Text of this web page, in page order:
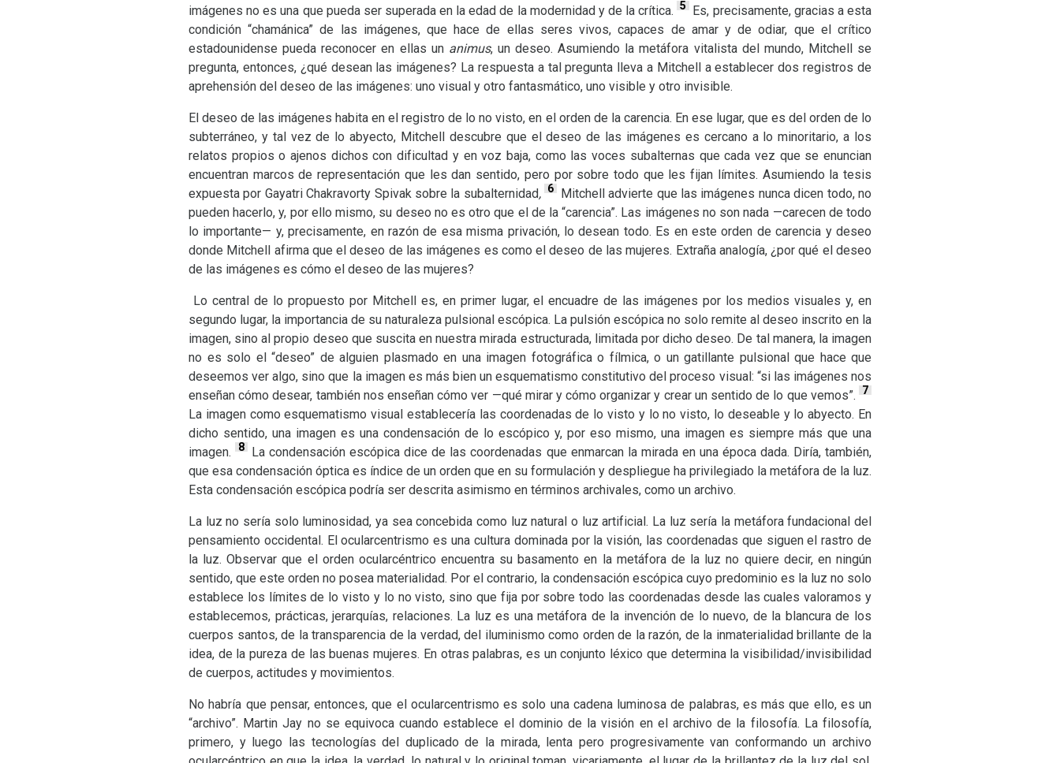
imágenes no es una que pueda ser superada en la edad de la modernidad y de la crítica. 5
Es, precisamente, gracias a esta
condición “chamánica” de las imágenes, que hace de ellas seres vivos, capaces de amar y de odiar, que el crítico
estadounidense pueda reconocer en ellas un animus, un deseo. Asumiendo la metáfora vitalista del mundo, Mitchell se
pregunta, entonces, ¿qué desean las imágenes? La respuesta a tal pregunta lleva a Mitchell a establecer dos registros de
aprehensión del deseo de las imágenes: uno visual y otro fantasmático, uno visible y otro invisible.
El deseo de las imágenes habita en el registro de lo no visto, en el orden de la carencia. En ese lugar, que es del orden de lo
subterráneo, y tal vez de lo abyecto, Mitchell descubre que el deseo de las imágenes es cercano a lo minoritario, a los
relatos propios o ajenos dichos con dificultad y en voz baja, como las voces subalternas que cada vez que se enuncian
encuentran marcos de representación que les dan sentido, pero por sobre todo que les fijan límites. Asumiendo la tesis
expuesta por Gayatri Chakravorty Spivak sobre la subalternidad, 6
Mitchell advierte que las imágenes nunca dicen todo, no
pueden hacerlo, y, por ello mismo, su deseo no es otro que el de la “carencia”. Las imágenes no son nada —carecen de todo
lo importante— y, precisamente, en razón de esa misma privación, lo desean todo. Es en este orden de carencia y deseo
donde Mitchell afirma que el deseo de las imágenes es como el deseo de las mujeres. Extraña analogía, ¿por qué el deseo
de las imágenes es cómo el deseo de las mujeres?
Lo central de lo propuesto por Mitchell es, en primer lugar, el encuadre de las imágenes por los medios visuales y, en
segundo lugar, la importancia de su naturaleza pulsional escópica. La pulsión escópica no solo remite al deseo inscrito en la
imagen, sino al propio deseo que suscita en nuestra mirada estructurada, limitada por dicho deseo. De tal manera, la imagen
no es solo el “deseo” de alguien plasmado en una imagen fotográfica o fílmica, o un gatillante pulsional que hace que
deseemos ver algo, sino que la imagen es más bien un esquematismo constitutivo del proceso visual: “si las imágenes nos
enseñan cómo desear, también nos enseñan cómo ver —qué mirar y cómo organizar y crear un sentido de lo que vemos”.
7
La imagen como esquematismo visual establecería las coordenadas de lo visto y lo no visto, lo deseable y lo abyecto. En
dicho sentido, una imagen es una condensación de lo escópico y, por eso mismo, una imagen es siempre más que una
imagen. 8
La condensación escópica dice de las coordenadas que enmarcan la mirada en una época dada. Diría, también,
que esa condensación óptica es índice de un orden que en su formulación y despliegue ha privilegiado la metáfora de la luz.
Esta condensación escópica podría ser descrita asimismo en términos archivales, como un archivo.
La luz no sería solo luminosidad, ya sea concebida como luz natural o luz artificial. La luz sería la metáfora fundacional del
pensamiento occidental. El ocularcentrismo es una cultura dominada por la visión, las coordenadas que siguen el rastro de
la luz. Observar que el orden ocularcéntrico encuentra su basamento en la metáfora de la luz no quiere decir, en ningún
sentido, que este orden no posea materialidad. Por el contrario, la condensación escópica cuyo predominio es la luz no solo
establece los límites de lo visto y lo no visto, sino que fija por sobre todo las coordenadas desde las cuales valoramos y
establecemos, prácticas, jerarquías, relaciones. La luz es una metáfora de la invención de lo nuevo, de la blancura de los
cuerpos santos, de la transparencia de la verdad, del iluminismo como orden de la razón, de la inmaterialidad brillante de la
idea, de la pureza de las buenas mujeres. En otras palabras, es un conjunto léxico que determina la visibilidad/invisibilidad
de cuerpos, actitudes y movimientos.
No habría que pensar, entonces, que el ocularcentrismo es solo una cadena luminosa de palabras, es más que ello, es un
“archivo”. Martin Jay no se equivoca cuando establece el dominio de la visión en el archivo de la filosofía. La filosofía,
primero, y luego las tecnologías del duplicado de la mirada, lenta pero progresivamente van conformando un archivo